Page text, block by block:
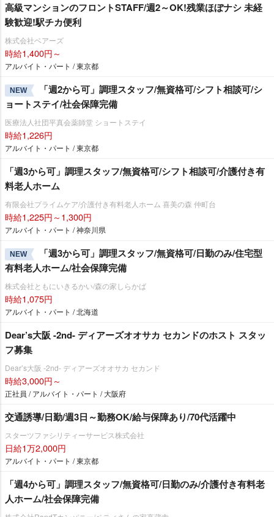
高級マンションのフロントSTAFF/週2～OK!残業ほぼナシ 未経
験歓迎!駅チカ便利
株式会社ベアーズ
時給1,400円～
アルバイト・パート / 東京都
NEW
「週2から可」調理スタッフ/無資格可/シフト相談可/シ
ョートステイ/社会保障完備
医療法人社団平真会薬師堂 ショートステイ
時給1,226円
アルバイト・パート / 東京都
「週3から可」調理スタッフ/無資格可/シフト相談可/介護付き有
料老人ホーム
有限会社プライムケア/介護付き有料老人ホーム 喜美の森 仲町台
時給1,225円～1,300円
アルバイト・パート / 神奈川県
NEW
「週3から可」調理スタッフ/無資格可/日勤のみ/住宅型
有料老人ホーム/社会保障完備
株式会社ともにいきるかい/森の家しらかば
時給1,075円
アルバイト・パート / 北海道
Dear’s大阪 -2nd- ディアーズオオサカ セカンドのホスト スタッ
フ募集
Dear’s大阪 -2nd- ディアーズオオサカ セカンド
時給3,000円～
正社員 / アルバイト・パート / 大阪府
交通誘導/日勤/週3日～勤務OK/給与保障あり/70代活躍中
スターツファシリティーサービス株式会社
日給1万2,000円
アルバイト・パート / 東京都
「週4から可」調理スタッフ/無資格可/日勤のみ/介護付き有料老
人ホーム/社会保障完備